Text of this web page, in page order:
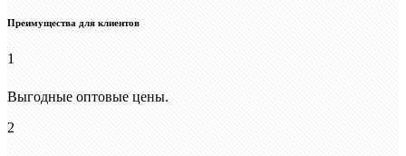
Преимущества для клиентов
1
Выгодные оптовые цены.
2